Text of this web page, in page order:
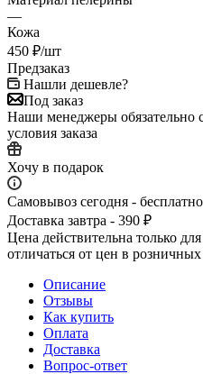
—
Кожа
450 ₽/шт
Предзаказ
Нашли дешевле?
Под заказ
Наши менеджеры обязательно
условия заказа
Хочу в подарок
Самовывоз сегодня - бесплатно
Доставка завтра - 390 ₽
Цена действительна только
отличаться от цен в
Описание
Отзывы
Как купить
Оплата
Доставка
Вопрос-ответ